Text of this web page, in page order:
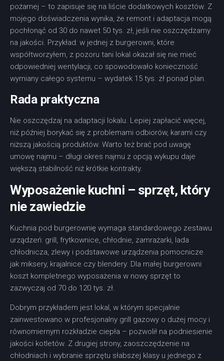
pożarnej – to zapisuje się na liście dodatkowych kosztów. Z
mojego doświadczenia wynika, że remont i adaptacja mogą
pochłonąć od 30 do nawet 50 tys. zł, jeśli nie oszczędzamy
na jakości. Przykład: w jednej z burgerowni, które
współtworzyłem, z pozoru tani lokal okazał się nie mieć
odpowiedniej wentylacji, co spowodowało konieczność
wymiany całego systemu – wydatek 15 tys. zł ponad plan.
Rada praktyczna
Nie oszczędzaj na adaptacji lokalu. Lepiej zapłacić więcej,
niż później borykać się z problemami odbiorów, karami czy
niższą jakością produktów. Warto też brać pod uwagę
umowę najmu – długi okres najmu z opcją wykupu daje
większą stabilność niż krótkie kontrakty.
Wyposażenie kuchni – sprzęt, który
nie zawiedzie
Kuchnia pod burgerownię wymaga standardowego zestawu
urządzeń: grill, frytkownice, chłodnie, zamrażarki, lada
chłodnicza, zlewy i podstawowe urządzenia pomocnicze
jak miksery, krajalnice czy blendery. Dla małej burgerowni
koszt kompletnego wyposażenia w nowy sprzęt to
zazwyczaj od 70 do 120 tys. zł.
Dobrym przykładem jest lokal, w którym specjalnie
zainwestowano w profesjonalny grill gazowy o dużej mocy i
równomiernym rozkładzie ciepła – pozwolił na podniesienie
jakości kotletów. Z drugiej strony, zaoszczędzenie na
chłodniach i wybranie sprzętu słabszej klasy u jednego z